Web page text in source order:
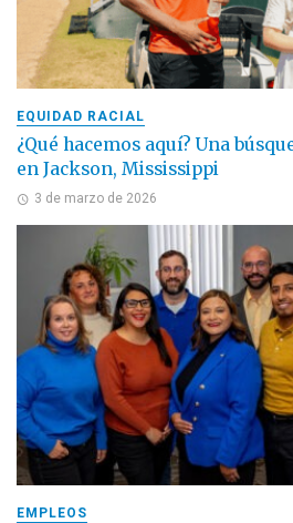
EQUIDAD RACIAL
¿Qué hacemos aquí? Una
en Jackson, Mississippi
3 de marzo de 2026
EMPLEOS